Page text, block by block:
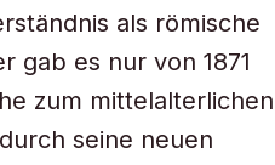
als römische
gab es nur von 1871
zum mittelalterlichen
seine neuen